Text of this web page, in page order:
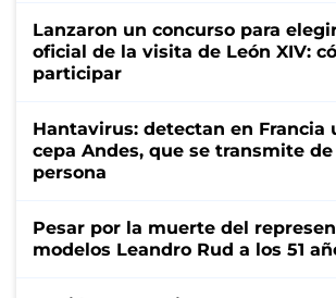
Lanzaron un concurso para
oficial de la visita de León XIV:
participar
Hantavirus: detectan en Francia
cepa Andes, que se transmite
persona
Pesar por la muerte del
modelos Leandro Rud a los 51